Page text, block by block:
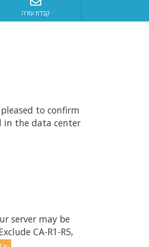
קבלת עזרה
to confirm
in the data center
server may be
CA-R1-R5,